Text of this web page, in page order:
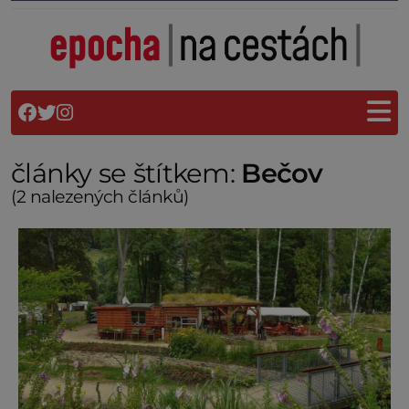
články se štítkem: Bečov
(2 nalezených článků)